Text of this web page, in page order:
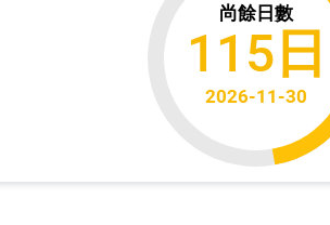
尚餘日數
115日
2026-11-30